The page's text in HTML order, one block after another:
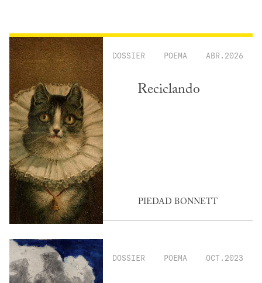
DOSSIER POEMA ABR.2026
Reciclando
PIEDAD BONNETT
DOSSIER POEMA OCT.2023